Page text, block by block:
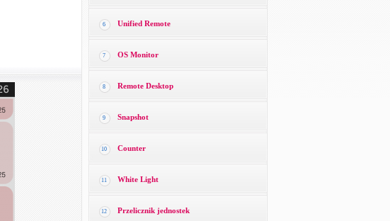
6 Unified Remote
7 OS Monitor
8 Remote Desktop
9 Snapshot
10 Counter
11 White Light
12 Przelicznik jednostek